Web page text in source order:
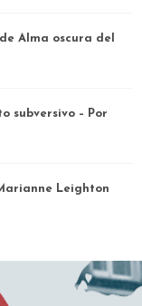
Alma oscura del
subversivo – Por
Leighton